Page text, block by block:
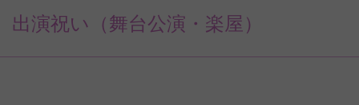
出演祝い（舞台公演・楽屋）